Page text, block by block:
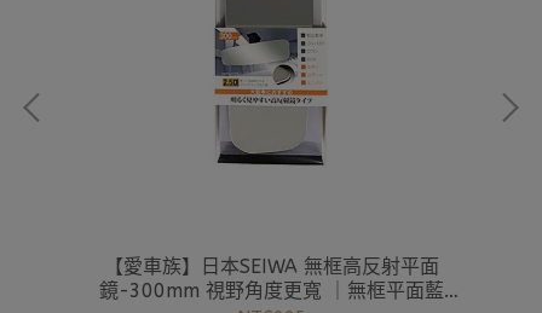
【愛車族】日本SEIWA 無框高反射平面
鏡-300mm 視野角度更寬 ｜無框平面藍